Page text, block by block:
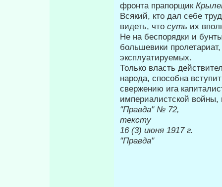
фронта прапорщик
Всякий, кто дал себе
видеть, что суть их
Не на беспорядки и
больше­вики
эксплуатируемых.
Только власть
народа, способна
свержению ига
империалистской
"Правда"
тексту
16 (3)
"Правда"